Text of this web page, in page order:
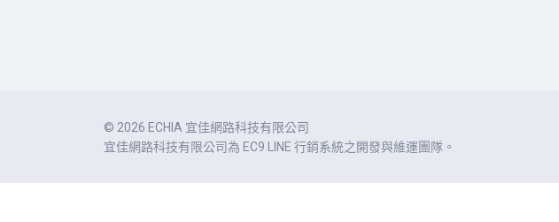
© 2026 ECHIA 宜佳網路科技有限公司
宜佳網路科技有限公司為 EC9 LINE 行銷系統之開發與維運團隊。